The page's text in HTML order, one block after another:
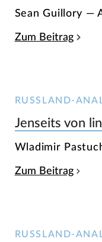
Sean Guillory —
Zum Beitrag
RUSSLAND-
Jenseits von
Wladimir
Zum Beitrag
RUSSLAND-